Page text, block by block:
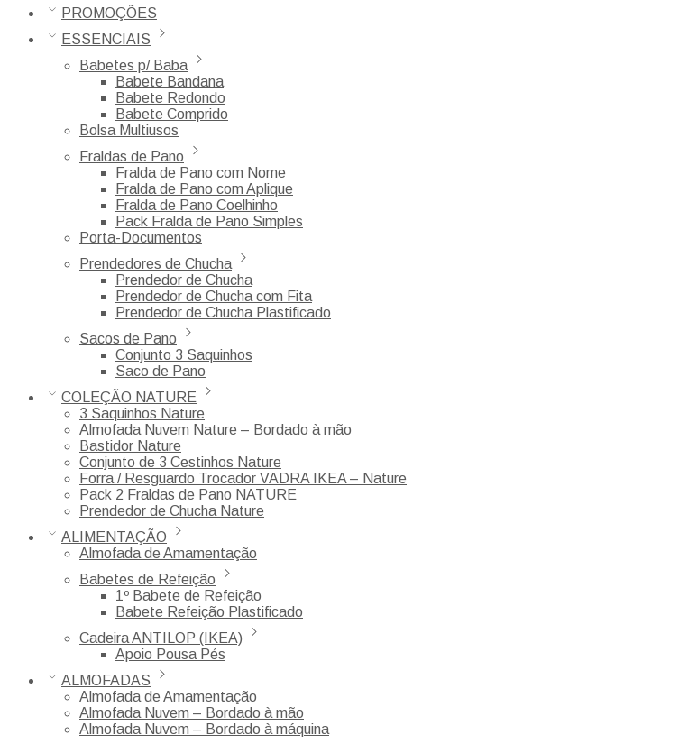
PROMOÇÕES
ESSENCIAIS
Babetes p/ Baba
Babete Bandana
Babete Redondo
Babete Comprido
Bolsa Multiusos
Fraldas de Pano
Fralda de Pano com Nome
Fralda de Pano com Aplique
Fralda de Pano Coelhinho
Pack Fralda de Pano Simples
Porta-Documentos
Prendedores de Chucha
Prendedor de Chucha
Prendedor de Chucha com Fita
Prendedor de Chucha Plastificado
Sacos de Pano
Conjunto 3 Saquinhos
Saco de Pano
COLEÇÃO NATURE
3 Saquinhos Nature
Almofada Nuvem Nature – Bordado à mão
Bastidor Nature
Conjunto de 3 Cestinhos Nature
Forra / Resguardo Trocador VADRA IKEA – Nature
Pack 2 Fraldas de Pano NATURE
Prendedor de Chucha Nature
ALIMENTAÇÃO
Almofada de Amamentação
Babetes de Refeição
1º Babete de Refeição
Babete Refeição Plastificado
Cadeira ANTILOP (IKEA)
Apoio Pousa Pés
ALMOFADAS
Almofada de Amamentação
Almofada Nuvem – Bordado à mão
Almofada Nuvem – Bordado à máquina